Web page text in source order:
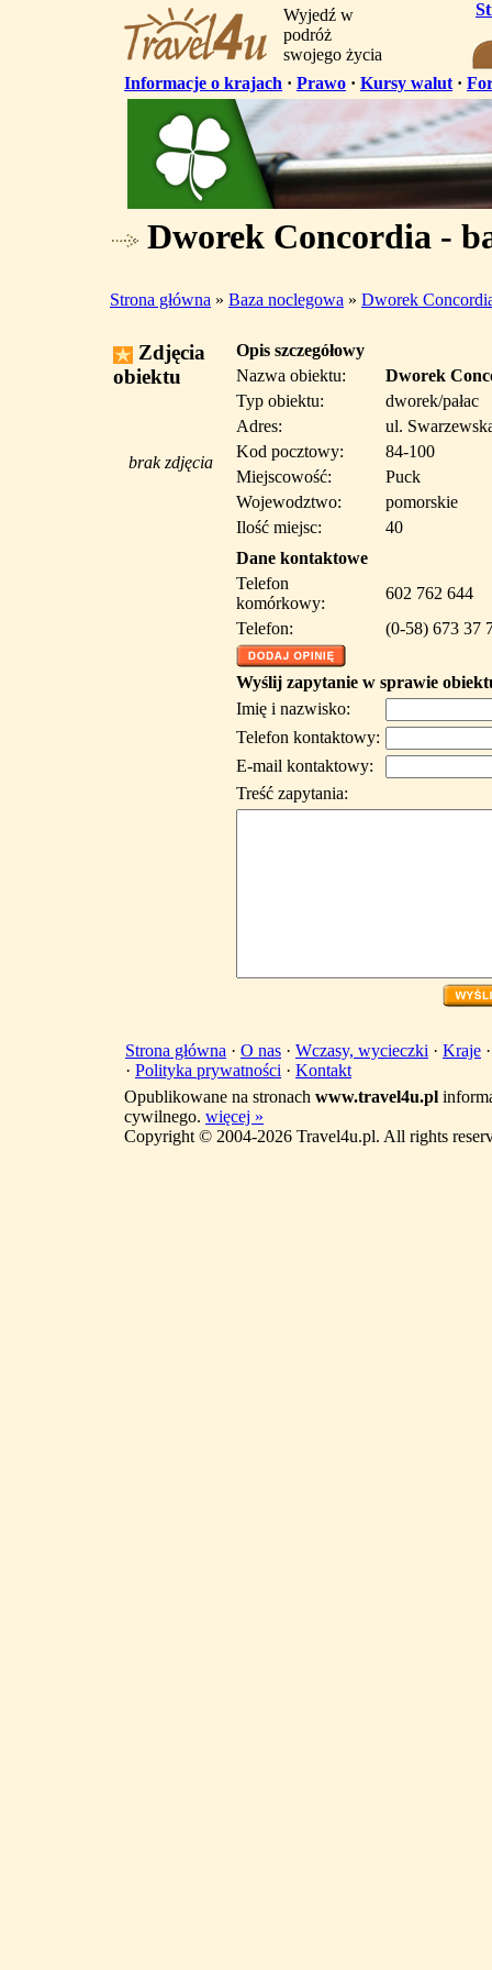
Wyjedź w
podróż
swojego życia
Informacje o krajach · Prawo · Kursy walut ·
Dworek Concordia -
Strona główna » Baza noclegowa » Dworek
Zdjęcia
obiektu
brak zdjęcia
Opis szczegółowy
Nazwa obiektu:
Dworek
Typ obiektu:
dworek/pałac
Adres:
ul.
Kod pocztowy:
84-100
Miejscowość:
Puck
Wojewodztwo:
pomorskie
Ilość miejsc:
40
Dane kontaktowe
Telefon
komórkowy:
602 762 644
Telefon:
(0-58) 673 37
Wyślij zapytanie w sprawie
Imię i nazwisko:
Telefon kontaktowy:
E-mail kontaktowy:
Treść zapytania:
Strona główna · O nas · Wczasy, wycieczki · Kraje
· Polityka prywatności · Kontakt
Opublikowane na stronach www.travel4u.pl
cywilnego. więcej »
Copyright © 2004-2026 Travel4u.pl. All rights